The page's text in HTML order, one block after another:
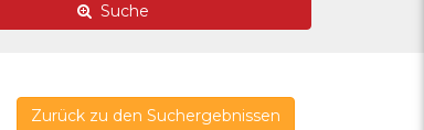
Suche
Zurück zu den Suchergebnissen